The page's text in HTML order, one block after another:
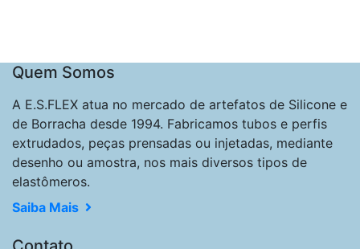
Quem Somos
A E.S.FLEX atua no mercado de artefatos de Silicone e
de Borracha desde 1994. Fabricamos tubos e perfis
extrudados, peças prensadas ou injetadas, mediante
desenho ou amostra, nos mais diversos tipos de
elastômeros.
Saiba Mais